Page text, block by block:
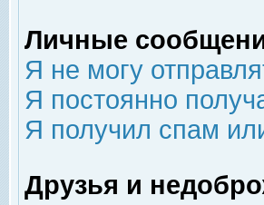
Личные
Я не могу
Я постоянно
Я получил спам
Друзья и